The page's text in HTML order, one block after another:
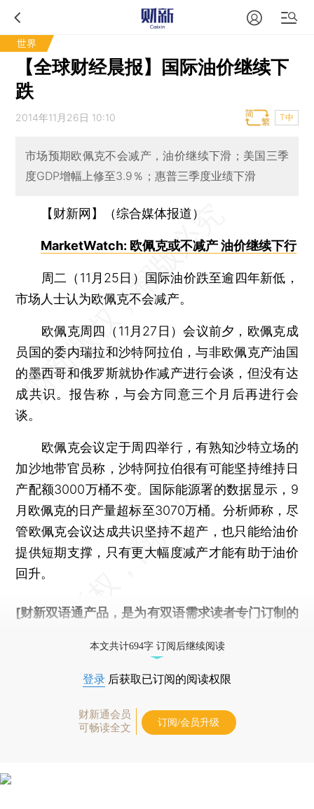
世界
【全球财经晨报】国际油价继续下
跌
2014年11月26日 10:10 T中
市场预期欧佩克不会减产，油价继续下滑；美国三季
度GDP增幅上修至3.9％；惠普三季度业绩下滑
【财新网】（综合媒体报道）
MarketWatch: 欧佩克或不减产 油价继续下行
周二（11月25日）国际油价跌至逾四年新低，
市场人士认为欧佩克不会减产。
欧佩克周四（11月27日）会议前夕，欧佩克成
员国的委内瑞拉和沙特阿拉伯，与非欧佩克产油国
的墨西哥和俄罗斯就协作减产进行会谈，但没有达
成共识。报告称，与会方同意三个月后再进行会
谈。
欧佩克会议定于周四举行，有熟知沙特立场的
加沙地带官员称，沙特阿拉伯很有可能坚持维持日
产配额3000万桶不变。国际能源署的数据显示，9
月欧佩克的日产量超标至3070万桶。分析师称，尽
管欧佩克会议达成共识坚持不超产，也只能给油价
提供短期支撑，只有更大幅度减产才能有助于油价
回升。
[财新双语通产品，是为有双语需求读者专门订制的
本文共计694字 订阅后继续阅读
登录 后获取已订阅的阅读权限
财新通会员
可畅读全文
订阅/会员升级